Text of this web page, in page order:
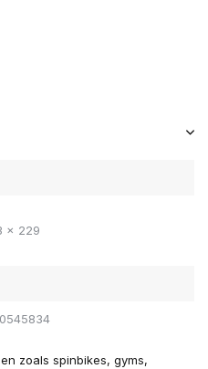
x 229
zoals spinbikes, gyms,